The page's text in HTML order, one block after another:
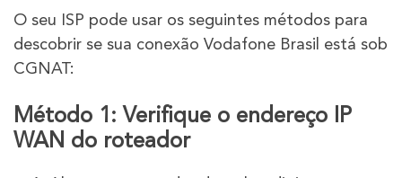
O seu ISP pode usar os seguintes métodos para
descobrir se sua conexão Vodafone Brasil está sob
CGNAT:
Método 1: Verifique o endereço IP
WAN do roteador